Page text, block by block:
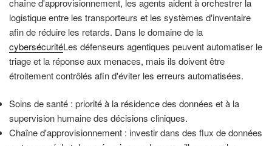
chaîne d'approvisionnement, les agents aident à orchestrer la
logistique entre les transporteurs et les systèmes d'inventaire
afin de réduire les retards. Dans le domaine de la
cybersécuritéLes défenseurs agentiques peuvent automatiser le
triage et la réponse aux menaces, mais ils doivent être
étroitement contrôlés afin d'éviter les erreurs automatisées.
Soins de santé : priorité à la résidence des données et à la
supervision humaine des décisions cliniques.
Chaîne d'approvisionnement : investir dans des flux de données